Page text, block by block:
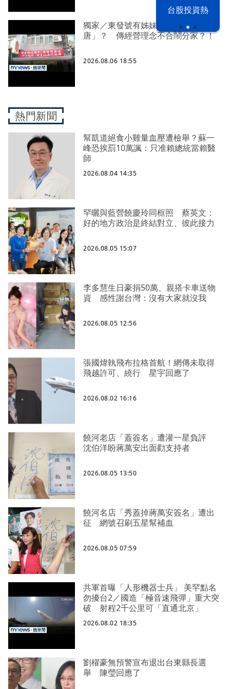
台股投資熱
獨家／東發號有姊妹店「顏加
唐」？ 傳經營理念不合鬧分家？！
2026.08.06 18:55
熱門新聞
幫凱道絕食小雞量血壓遭檢舉？蘇一
峰恐挨罰10萬諷：只准賴總統當賴醫
師
2026.08.04 14:35
罕曬與藍營饒慶玲同框照 蔡英文：
好的地方政治是終結對立、彼此接力
2026.08.05 15:07
李多慧生日豪捐50萬、親搭卡車送物
資 感性謝台灣：沒有大家就沒我
2026.08.05 12:56
張國煒執飛布拉格首航！網傳未取得
飛越許可、繞行 星宇回應了
2026.08.02 16:16
饒河老店「蓋簽名」遭灌一星負評
沈伯洋盼蔣萬安出面勸支持者
2026.08.05 13:50
饒河名店「秀蓋掉蔣萬安簽名」遭出
征 網號召刷五星幫補血
2026.08.05 07:59
共軍首曝「人形機器士兵」 美罕點名
勿擾台2／國造「極音速飛彈」重大突
破 射程2千公里可「直通北京」
2026.08.02 18:35
劉櫂豪無預警宣布退出台東縣長選
舉 陳瑩回應了